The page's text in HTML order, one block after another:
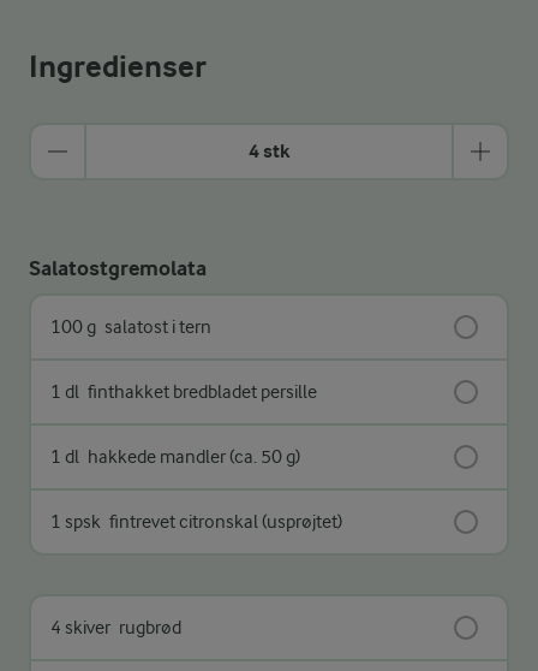
Ingredienser
4 stk
Salatostgremolata
100 g salatost i tern
1 dl finthakket bredbladet persille
1 dl hakkede mandler (ca. 50 g)
1 spsk fintrevet citronskal (usprøjtet)
4 skiver rugbrød